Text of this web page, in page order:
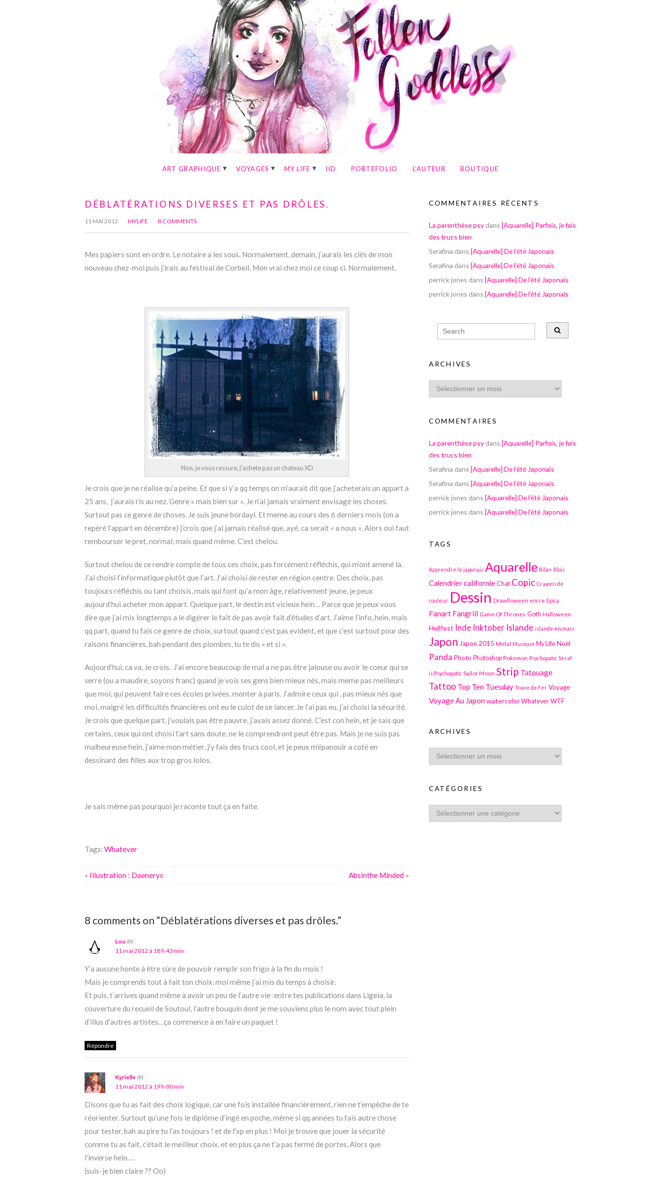
ART GRAPHIQUE VOYAGES MY LIFE IID PORTEFOLIO L’AUTEUR BOUTIQUE
DÉBLATÉRATIONS DIVERSES ET PAS DRÔLES.
11 MAI 2012 MYLIFE 8 COMMENTS
Mes papiers sont en ordre. Le notaire a les sous. Normalement, demain, j’aurais les clés de mon
nouveau chez-moi puis j’irais au festival de Corbeil. Mon vrai chez moi ce coup ci. Normalement.
Non, je vous rassure, j'achete pas un chateau XD
Je crois que je ne réalise qu’a peine. Et que si y’a qq temps on m’aurait dit que j’acheterais un appart a
25 ans, j’aurais ris au nez. Genre « mais bien sur ». Je n’ai jamais vraiment envisagé les choses.
Surtout pas ce genre de choses. Je suis jeune bordayl. Et meme au cours des 6 derniers mois (on a
repéré l’appart en décembre) j’crois que j’ai jamais réalisé que, ayé, ca serait « a nous ». Alors oui faut
rembourser le pret, normal, mais quand même. C’est chelou.
Surtout chelou de ce rendre compte de tous ces choix, pas forcément réfléchis, qui m’ont amené la.
J’ai choisi l’informatique plutôt que l’art. J’ai choisi de rester en région centre. Des choix, pas
toujours réfléchis ou tant choisis, mais qui font qu’a mon âge, relativement jeune, je peux
aujourd’hui acheter mon appart. Quelque part, le destin est vicieux hein… Parce que je peux vous
dire que j’ai mis longtemps a le digérer le fait de pas avoir fait d’études d’art. J’aime l’info, hein, mais
qq part, quand tu fais ce genre de choix, surtout quand c’est pas evident, et que c’est surtout pour des
raisons financières, bah pendant des plombes, tu te dis « et si ».
Aujourd’hui, ca va. Je crois. J’ai encore beaucoup de mal a ne pas être jalouse ou avoir le coeur qui se
serre (ou a maudire, soyons franc) quand je vois ses gens bien mieux nés, mais meme pas meilleurs
que moi, qui peuvent faire ces écoles privées, monter à paris. J’admire ceux qui , pas mieux nés que
moi, malgré les difficultés financières ont eu le culot de se lancer. Je l’ai pas eu, j’ai choisi la sécurité.
Je crois que quelque part, j’voulais pas être pauvre, j’avais assez donné. C’est con hein, et je sais que
certains, ceux qui ont choisi l’art sans doute, ne le comprendront peut être pas. Mais je ne suis pas
malheureuse hein, j’aime mon métier, j’y fais des trucs cool, et je peux m’épanouir a coté en
dessinant des filles aux trop gros lolos.
Je sais même pas pourquoi je raconte tout ça en faite.
Tags: Whatever
« Illustration : Daenerys Absinthe Minded »
8 comments on “Déblatérations diverses et pas drôles.”
Lou dit :
11 mai 2012 à 18 h 43 min
Y’a aucune honte à être sûre de pouvoir remplir son frigo à la fin du mois !
Mais je comprends tout à fait ton choix, moi même j’ai mis du temps à choisir.
Et puis, t’arrives quand même à avoir un peu de l’autre vie :entre tes publications dans Ligeia, la
couverture du recueil de Soutoul, l’autre bouquin dont je me souviens plus le nom avec tout plein
d’illus d’autres artistes…ça commence à en faire un paquet !
Répondre
Kyrielle dit :
11 mai 2012 à 19 h 00 min
Disons que tu as fait des choix logique, car une fois installée financièrement, rien ne t’empêche de te
réorienter. Surtout qu’une fois le diplôme d’ingé en poche, même si qq années tu fais autre chose
pour tester, bah au pire tu l’as toujours ! et de l’xp en plus ! Moi je trouve que jouer la sécurité
comme tu as fait, c’était le meilleur choix, et en plus ça ne t’a pas fermé de portes. Alors que
l’inverse hein….
(suis-je bien claire ?? Oo)
COMMENTAIRES RÉCENTS
La parenthèse psy dans [Aquarelle] Parfois, je fais
des trucs bien
Serafina dans [Aquarelle] De l’été Japonais
Serafina dans [Aquarelle] De l’été Japonais
perrick jones dans [Aquarelle] De l’été Japonais
perrick jones dans [Aquarelle] De l’été Japonais
ARCHIVES
COMMENTAIRES
La parenthèse psy dans [Aquarelle] Parfois, je fais
des trucs bien
Serafina dans [Aquarelle] De l’été Japonais
Serafina dans [Aquarelle] De l’été Japonais
perrick jones dans [Aquarelle] De l’été Japonais
perrick jones dans [Aquarelle] De l’été Japonais
TAGS
Apprendre le japonais Aquarelle Bilan Blois
Calendriercalifornie Chat Copic Crayons de
couleur Dessin Drawlloween encre Epica
Fanart Fangrill Game Of Thrones Goth Halloween
Hellfest Inde Inktober Islande islande en mars
Japon Japon 2015 Metal Musique My Life Noël
Panda Photo Photoshop Pokemon Psychopatic Seraf
is Psychopatic Sailor Moon Strip Tatouage
Tattoo Top Ten Tuesday Trone de Fer Voyage
Voyage Au Japonwatercolor Whatever WTF
ARCHIVES
CATÉGORIES